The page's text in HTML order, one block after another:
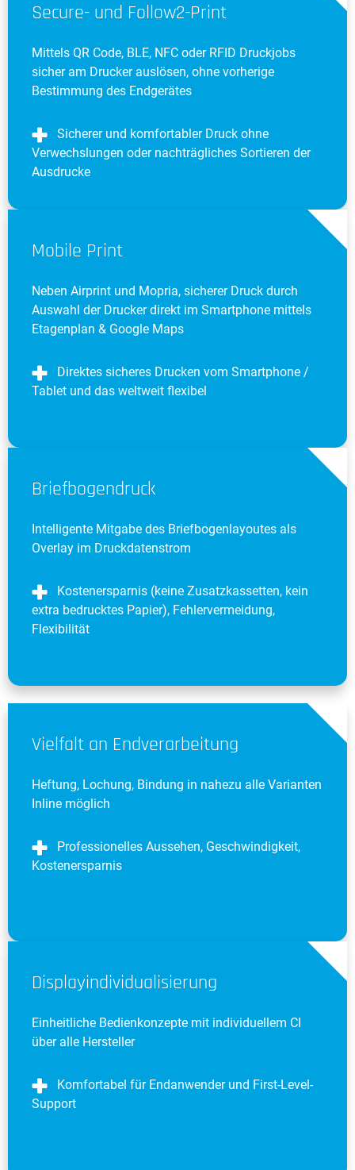
Secure- und Follow2-Print
Mittels QR Code, BLE, NFC oder RFID Druckjobs
sicher am Drucker auslösen, ohne vorherige
Bestimmung des Endgerätes
Sicherer und komfortabler Druck ohne
Verwechslungen oder nachträgliches Sortieren der
Ausdrucke
Mobile Print
Neben Airprint und Mopria, sicherer Druck durch
Auswahl der Drucker direkt im Smartphone mittels
Etagenplan & Google Maps
Direktes sicheres Drucken vom Smartphone /
Tablet und das weltweit flexibel
Briefbogendruck
Intelligente Mitgabe des Briefbogenlayoutes als
Overlay im Druckdatenstrom
Kostenersparnis (keine Zusatzkassetten, kein
extra bedrucktes Papier), Fehlervermeidung,
Flexibilität
Vielfalt an Endverarbeitung
Heftung, Lochung, Bindung in nahezu alle Varianten
Inline möglich
Professionelles Aussehen, Geschwindigkeit,
Kostenersparnis
Displayindividualisierung
Einheitliche Bedienkonzepte mit individuellem CI
über alle Hersteller
Komfortabel für Endanwender und First-Level-
Support